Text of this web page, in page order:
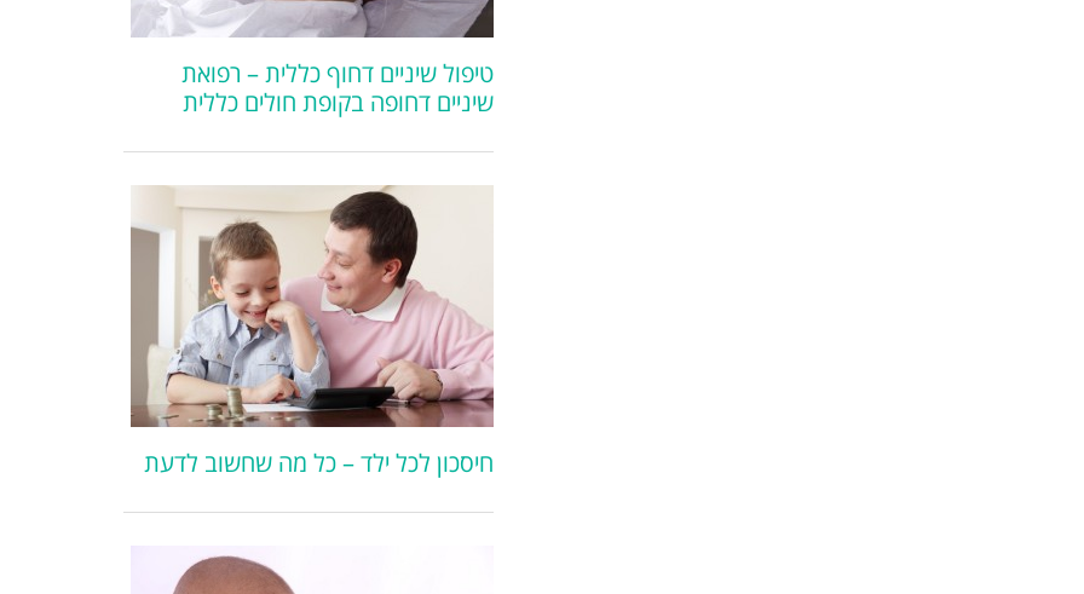
טיפול שיניים דחוף כללית – רפואת
שיניים דחופה בקופת חולים כללית
חיסכון לכל ילד – כל מה שחשוב לדעת